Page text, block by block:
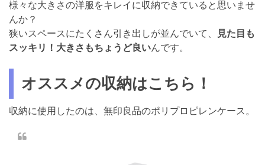
様々な大きさの洋服をキレイに収納できていると思いませ
んか？
狭いスペースにたくさん引き出しが並んでいて、
見た目も
スッキリ！大きさもちょうど良いんです。
オススメの収納はこちら！
収納に使用したのは、無印良品のポリプロピレンケース。